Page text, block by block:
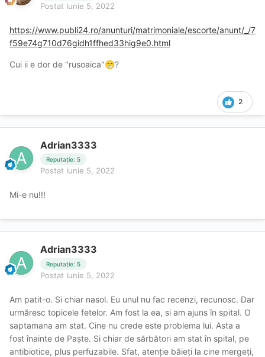
Postat Iunie 5, 2022
https://www.publi24.ro/anunturi/matrimoniale/escorte/anunt/_/7
f59e74g710d76gidh1ffhed33hig9e0.html
Cui ii e dor de "rusoaica"😁?
2
Adrian3333
Reputație: 5
Postat Iunie 5, 2022
Mi-e nu!!!
Adrian3333
Reputație: 5
Postat Iunie 5, 2022
Am patit-o. Si chiar nasol. Eu unul nu fac recenzi, recunosc. Dar
urmăresc topicele fetelor. Am fost la ea, si am ajuns în spital. O
saptamana am stat. Cine nu crede este problema lui. Asta a
fost înainte de Paște. Si chiar de sărbători am stat în spital, pe
antibiotice, plus perfuzabile. Sfat, atenție băieți la cine mergeți,